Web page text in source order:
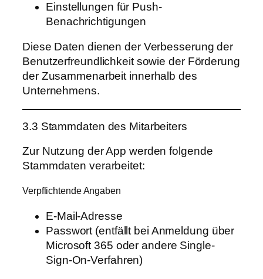
Einstellungen für Push-
Benachrichtigungen
Diese Daten dienen der Verbesserung der
Benutzerfreundlichkeit sowie der Förderung
der Zusammenarbeit innerhalb des
Unternehmens.
3.3 Stammdaten des Mitarbeiters
Zur Nutzung der App werden folgende
Stammdaten verarbeitet:
Verpflichtende Angaben
E-Mail-Adresse
Passwort (entfällt bei Anmeldung über
Microsoft 365 oder andere Single-
Sign-On-Verfahren)